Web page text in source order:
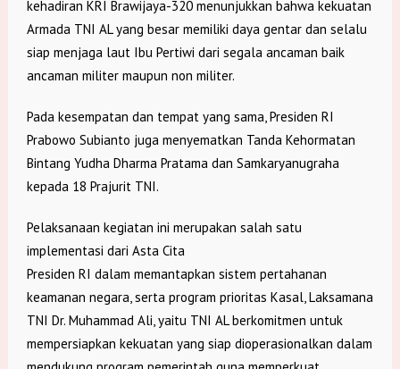
kehadiran KRI Brawijaya-320 menunjukkan bahwa kekuatan
Armada TNI AL yang besar memiliki daya gentar dan selalu
siap menjaga laut Ibu Pertiwi dari segala ancaman baik
ancaman militer maupun non militer.
Pada kesempatan dan tempat yang sama, Presiden RI
Prabowo Subianto juga menyematkan Tanda Kehormatan
Bintang Yudha Dharma Pratama dan Samkaryanugraha
kepada 18 Prajurit TNI.
Pelaksanaan kegiatan ini merupakan salah satu
implementasi dari Asta Cita
Presiden RI dalam memantapkan sistem pertahanan
keamanan negara, serta program prioritas Kasal, Laksamana
TNI Dr. Muhammad Ali, yaitu TNI AL berkomitmen untuk
mempersiapkan kekuatan yang siap dioperasionalkan dalam